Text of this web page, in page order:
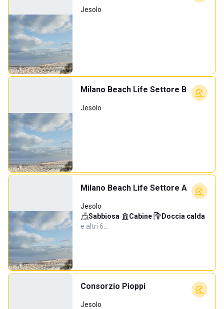
Jesolo
Milano Beach Life Settore B
Jesolo
Milano Beach Life Settore A
Jesolo
Sabbiosa· Cabine· Doccia calda·
e altri 6…
Consorzio Pioppi
Jesolo